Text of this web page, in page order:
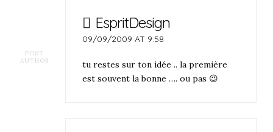
POST
AUTHOR
EspritDesign
09/09/2009 AT 9:58
tu restes sur ton idée .. la première
est souvent la bonne …. ou pas 😉